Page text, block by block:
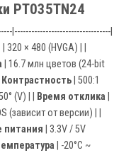
PT035TN24
|----------------------------------|
| 320 × 480 (HVGA) | |
| 16.7 млн цветов (24-bit
Контрастность | 500:1
(V) | | Время отклика
(зависит от версии) | |
питания | 3.3V / 5V
| -20°C ~